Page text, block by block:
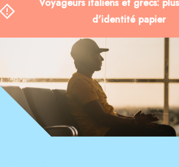
passager modifié